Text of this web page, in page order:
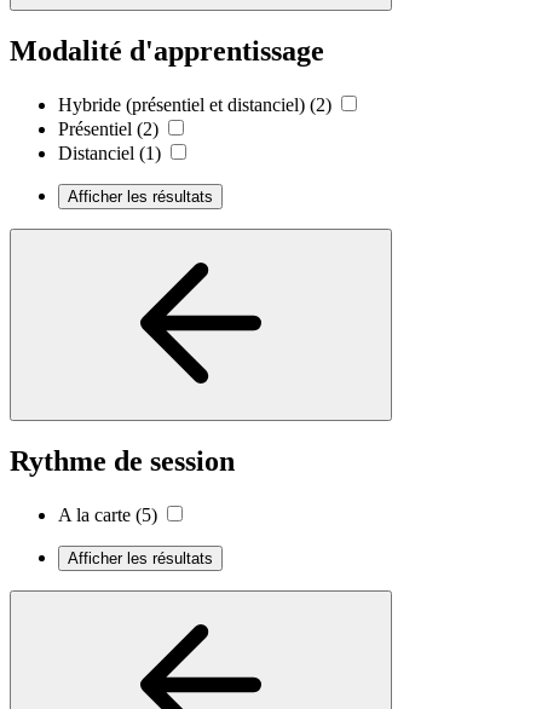
Modalité d'apprentissage
Hybride (présentiel et distanciel) (2)
Présentiel (2)
Distanciel (1)
Afficher les résultats
Rythme de session
A la carte (5)
Afficher les résultats